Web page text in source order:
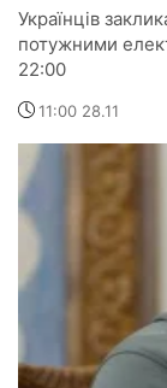
Українців
потужними
22:00
11:00 28.11